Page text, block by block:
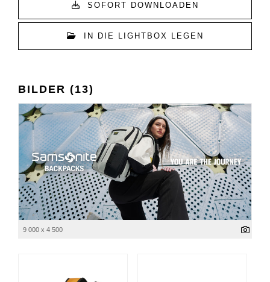
SOFORT DOWNLOADEN
IN DIE LIGHTBOX LEGEN
BILDER (13)
9 000 x 4 500